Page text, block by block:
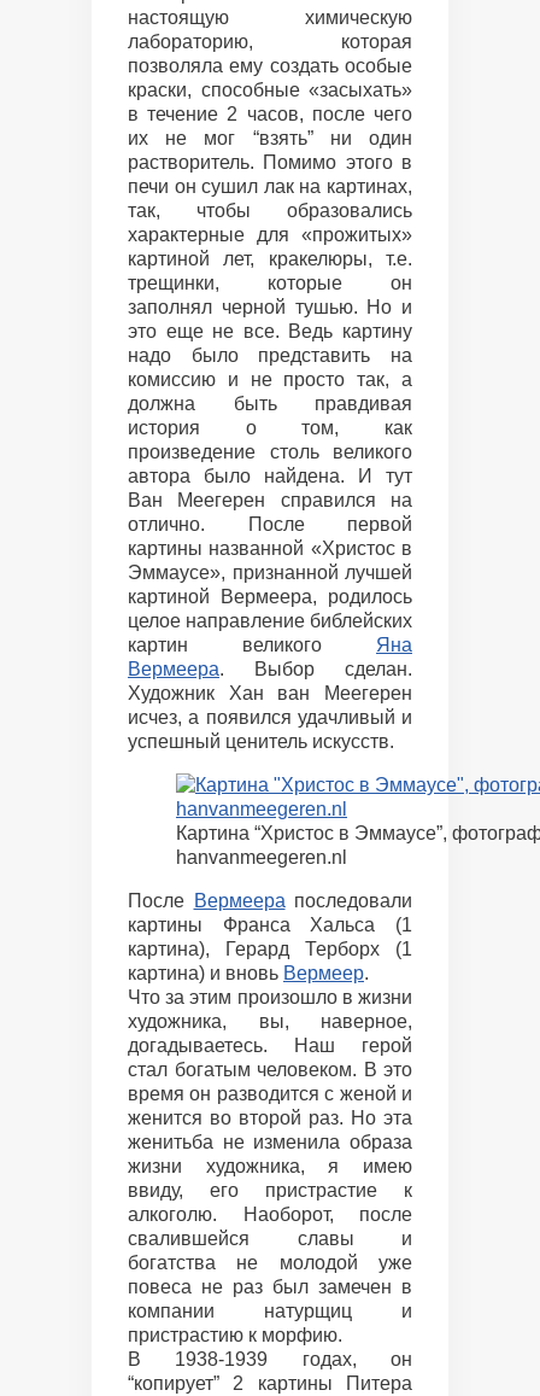
настоящую химическую
лабораторию, которая
позволяла ему создать особые
краски, способные «засыхать»
в течение 2 часов, после чего
их не мог “взять” ни один
растворитель. Помимо этого в
печи он сушил лак на картинах,
так, чтобы образовались
характерные для «прожитых»
картиной лет, кракелюры, т.е.
трещинки, которые он
заполнял черной тушью. Но и
это еще не все. Ведь картину
надо было представить на
комиссию и не просто так, а
должна быть правдивая
история о том, как
произведение столь великого
автора было найдена. И тут
Ван Меегерен справился на
отлично. После первой
картины названной «Христос в
Эммаусе», признанной лучшей
картиной Вермеера, родилось
целое направление библейских
картин великого Яна
Вермеера. Выбор сделан.
Художник Хан ван Меегерен
исчез, а появился удачливый и
успешный ценитель искусств.
Картина “Христос в Эммаусе”,
hanvanmeegeren.nl
После Вермеера последовали
картины Франса Хальса (1
картина), Герард Терборх (1
картина) и вновь Вермеер.
Что за этим произошло в жизни
художника, вы, наверное,
догадываетесь. Наш герой
стал богатым человеком. В это
время он разводится с женой и
женится во второй раз. Но эта
женитьба не изменила образа
жизни художника, я имею
ввиду, его пристрастие к
алкоголю. Наоборот, после
свалившейся славы и
богатства не молодой уже
повеса не раз был замечен в
компании натурщиц и
пристрастию к морфию.
В 1938-1939 годах, он
“копирует” 2 картины Питера